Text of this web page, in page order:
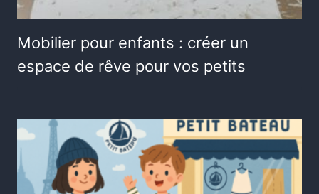
Mobilier pour enfants : créer un
espace de rêve pour vos petits